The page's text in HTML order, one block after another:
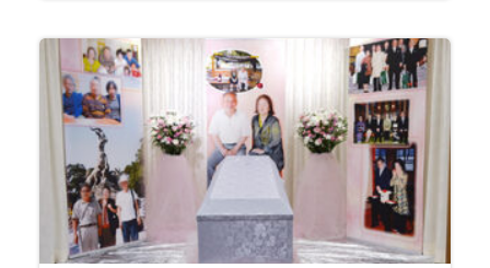
い訪問相談員」として福祉のお仕事に長く従事
された故人様。 困っている人を見かけると、知
らない人でも気軽に声をかける朗らかでお優し
い性格は、周囲から自然と慕われる存在でし
た。